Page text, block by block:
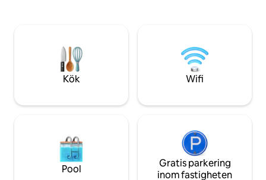
hiss), vilket helt isolerar dig från buller på
Pompidou's
~C. S.Martin 23'
29'~Louvre 33'
Kök Wifi
Pool
Gratis parkering
inom fastigheten